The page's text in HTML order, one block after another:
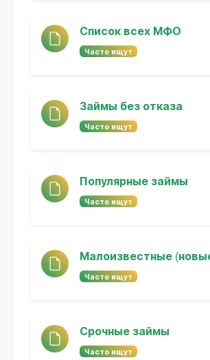
Список всех МФО
Часто ищут
Займы без отказа
Часто ищут
Популярные займы
Часто ищут
Малоизвестные
Часто ищут
Срочные займы
Часто ищут